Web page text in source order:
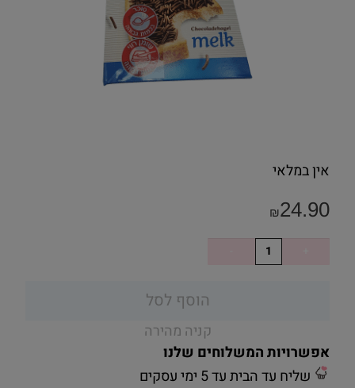
אין במלאי
₪24.90
הוסף לסל
קניה מהירה
אפשרויות המשלוחים שלנו
שליח עד הבית עד 5 ימי עסקים